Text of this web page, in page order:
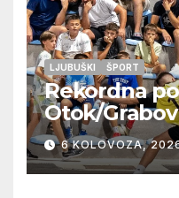
LJUBUŠKI ŠPORT
Rekordna
Otok/
Pregrađa u
Veljaci i
doigravanju,
6 KOLOVOZA,